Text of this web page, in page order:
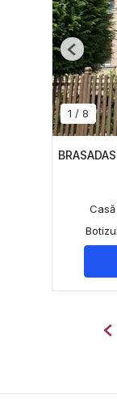
1 / 8
Previous